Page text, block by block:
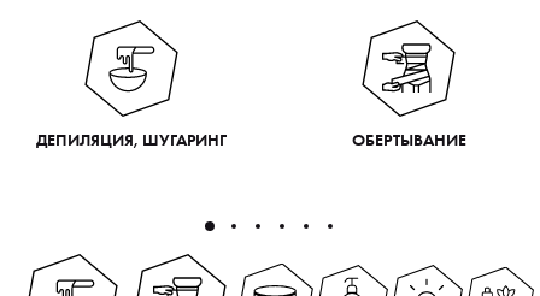
ДЕПИЛЯЦИЯ, ШУГАРИНГ ОБЕРТЫВАНИЕ